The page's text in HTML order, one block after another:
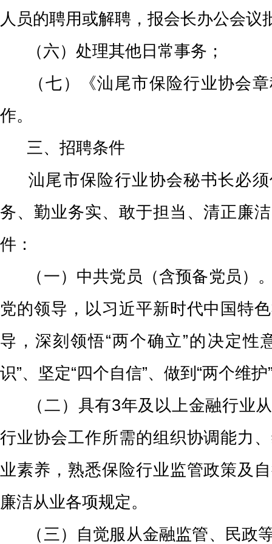
人员的聘用或解聘，报会长办公会议
（六）处理其他日常事务；
（七）《汕尾市保险行业协会
作。
三、招聘条件
汕尾市保险行业协会秘书长必
务、勤业务实、敢于担当、清正廉
件：
（一）中共党员（含预备党员）
党的领导，以习近平新时代中国特
导，深刻领悟“两个确立”的决定性
识”、坚定“四个自信”、做到“两个维护
（二）具有3年及以上金融行业
行业协会工作所需的组织协调能力
业素养，熟悉保险行业监管政策及
廉洁从业各项规定。
（三）自觉服从金融监管、民政